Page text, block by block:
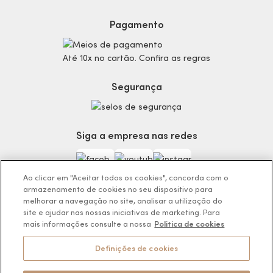
Preferências de Cookies
Consumidor.gov.br
Código de defesa do consumidor
Trocas e Devoluções
Produtos Masculinos
Teste do Tom de Base
Teste da Fragrância Perfeita
Encontre o Presente Ideal!
Beauty Week
Guia da Beleza Eudora
Pagamento
Até 10x no cartão. Confira as regras
Segurança
Siga a empresa nas redes
Os preços da loja online podem variar em relação as lojas físicas e
venda direta.
Ao clicar em "Aceitar todos os cookies", concorda com o
armazenamento de cookies no seu dispositivo para
melhorar a navegação no site, analisar a utilização do
site e ajudar nas nossas iniciativas de marketing. Para
mais informações consulte a nossa Politica de cookies
Definições de cookies